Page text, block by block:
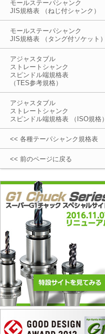
モールステーパシャンク
JIS規格表 （ねじ付シャンク）
モールステーパシャンク
JIS規格表 （タング付ソケット）
アジャスタブル
ストレートシャンク
スピンドル端規格表
（TES参考規格）
アジャスタブル
ストレートシャンク
スピンドル端規格表 （ISO規格）
<< 各種テーパシャンク規格表
<< 前のページに戻る